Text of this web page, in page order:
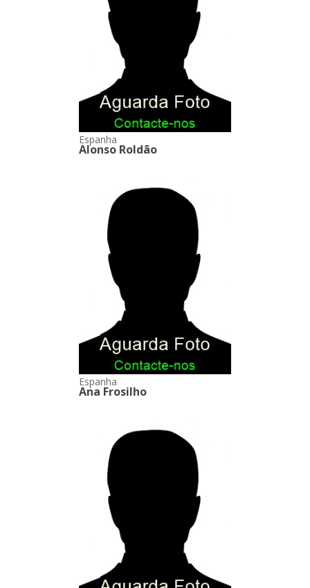
Espanha
Alonso Roldão
Espanha
Ana Frosilho